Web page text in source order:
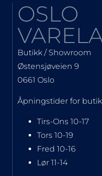
OSLO
Butikk / Showroom
Østensjøveien 9
0661 Oslo
Åpningstider for
Tirs-Ons 10-17
Tors 10-19
Fred 10-16
Lør 11-14